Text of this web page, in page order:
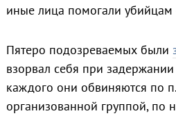
иные лица помогали убийцам
Пятеро подозреваемых были
взорвал себя при
каждого они обвиняются по
организованной группой, по